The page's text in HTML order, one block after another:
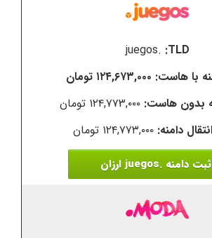
.juegos
۱۲۴,۶۷۳,۰۰۰ تومان
۱۲۴,۷۷۳,۰۰۰ تومان
۱۲۴,۷۷۳,۰۰۰ تومان
ثبت دامنه .juegos ارزان